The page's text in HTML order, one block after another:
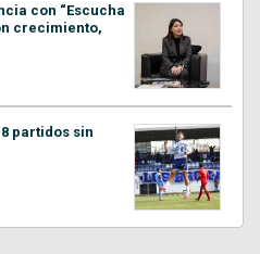
con “Escucha
crecimiento,
partidos sin